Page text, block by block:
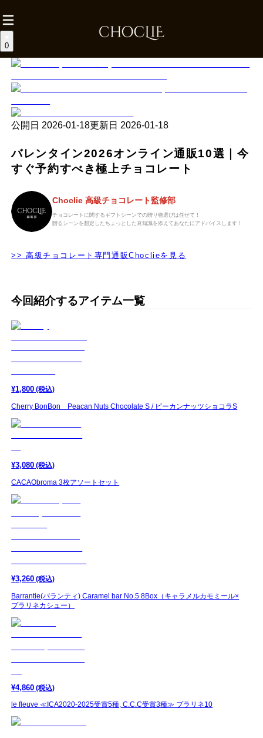
0
公開日 2026-01-18更新日 2026-01-18
バレンタイン2026オンライン通販10選｜今
すぐ予約すべき極上チョコレート
Choclie 高級チョコレート監修部
チョコレートに関するギフトシーンでの贈り物選びは任せて！
贈るシーンを想定したちょっとした豆知識を添えてあなたにアドバイスします！
>> 高級チョコレート専門通販Choclieを見る
今回紹介するアイテム一覧
¥1,800 (税込)
Cherry BonBon Peacan Nuts Chocolate S / ピーカンナッツショコラS
¥3,080 (税込)
CACAObroma 3枚アソートセット
¥3,260 (税込)
Barrantie(バランティ) Caramel bar No.5 8Box（キャラメルカモミール×
プラリネカシュー）
¥4,860 (税込)
le fleuve ≪ICA2020-2025受賞5種, C.C.C受賞3種≫ プラリネ10